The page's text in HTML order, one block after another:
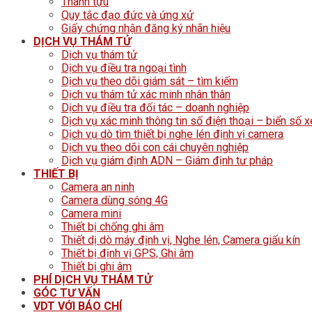
Quy tắc đạo đức và ứng xử
Giấy chứng nhận đăng ký nhãn hiệu
DỊCH VỤ THÁM TỬ
Dịch vụ thám tử
Dịch vụ điều tra ngoại tình
Dịch vụ theo dõi giám sát – tìm kiếm
Dịch vụ thám tử xác minh nhân thân
Dịch vụ điều tra đối tác – doanh nghiệp
Dịch vụ xác minh thông tin số điện thoại – biển số
Dịch vụ dò tìm thiết bị nghe lén định vị camera
Dịch vụ theo dõi con cái chuyên nghiệp
Dịch vụ giám định ADN – Giám định tư pháp
THIẾT BỊ
Camera an ninh
Camera dùng sóng 4G
Camera mini
Thiết bị chống ghi âm
Thiết dị dò máy định vị, Nghe lén, Camera giấu kín
Thiết bị định vị GPS, Ghi âm
Thiết bị ghi âm
PHÍ DỊCH VỤ THÁM TỬ
GÓC TƯ VẤN
VDT VỚI BÁO CHÍ